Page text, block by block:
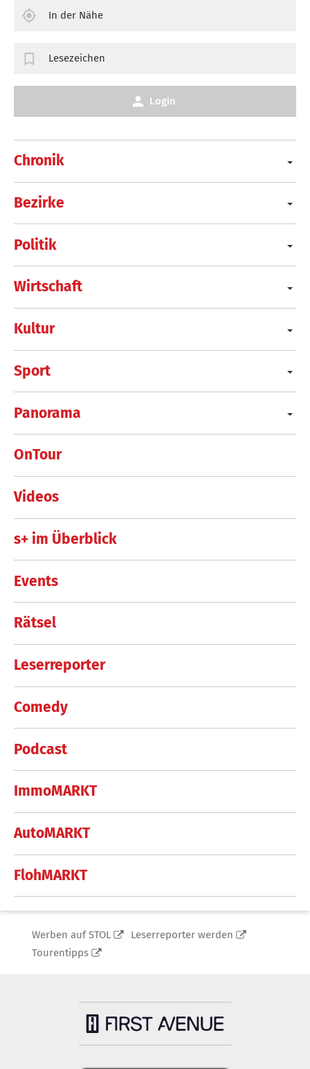
Chronik
Bezirke
Politik
Wirtschaft
Kultur
Sport
Panorama
OnTour
Videos
s+ im Überblick
Events
Rätsel
Leserreporter
Comedy
Podcast
ImmoMARKT
AutoMARKT
FlohMARKT
In der Nähe
Lesezeichen
Login
Werben auf STOL
Leserreporter werden
Tourentipps